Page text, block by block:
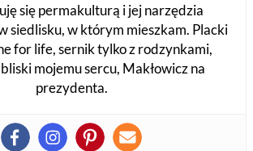
się permakulturą i jej narzędzia
siedlisku, w którym mieszkam. Placki
for life, sernik tylko z rodzynkami,
mojemu sercu, Makłowicz na
prezydenta.